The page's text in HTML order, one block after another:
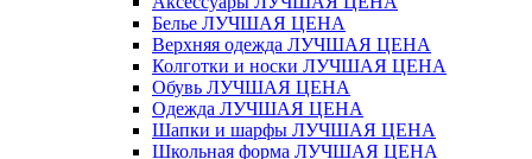
Белье ЛУЧШАЯ ЦЕНА
Верхняя одежда ЛУЧШАЯ ЦЕНА
Колготки и носки ЛУЧШАЯ ЦЕНА
Обувь ЛУЧШАЯ ЦЕНА
Одежда ЛУЧШАЯ ЦЕНА
Шапки и шарфы ЛУЧШАЯ ЦЕНА
Школьная форма ЛУЧШАЯ ЦЕНА